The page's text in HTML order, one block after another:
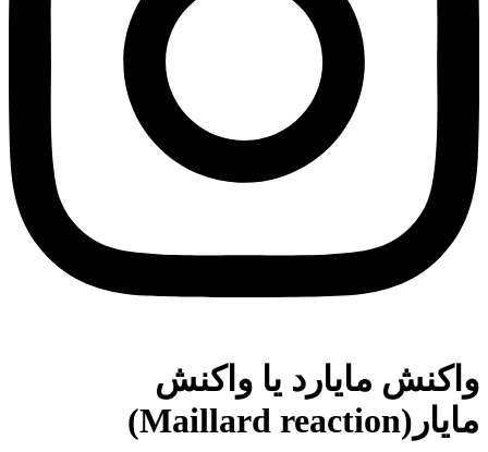
واکنش مایارد یا واکنش
مایار(Maillard reaction)